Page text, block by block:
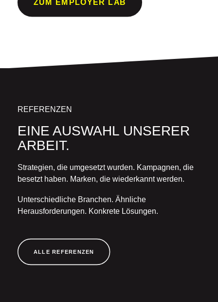
ZUM EMPLOYER LAB
REFERENZEN
EINE AUSWAHL UNSERER
ARBEIT.
Strategien, die umgesetzt wurden. Kampagnen, die
besetzt haben. Marken, die wiederkannt werden.
Unterschiedliche Branchen. Ähnliche
Herausforderungen. Konkrete Lösungen.
ALLE REFERENZEN